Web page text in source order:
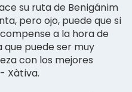
su ruta de Benigánim
pero ojo, puede que si
a la hora de
puede ser muy
con los mejores
Xàtiva.